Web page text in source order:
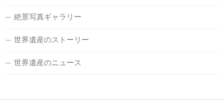
絶景写真ギャラリー
世界遺産のストーリー
世界遺産のニュース